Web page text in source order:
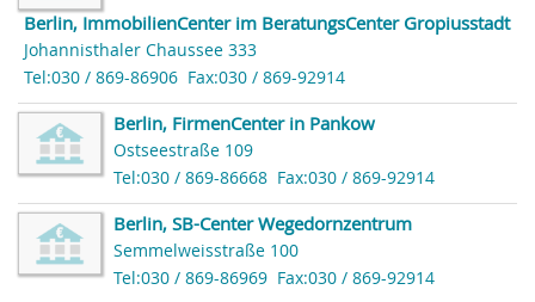
Berlin, ImmobilienCenter im BeratungsCenter Gropiusstadt
Johannisthaler Chaussee 333
Tel:030 / 869-86906 Fax:030 / 869-92914
Berlin, FirmenCenter in Pankow
Ostseestraße 109
Tel:030 / 869-86668 Fax:030 / 869-92914
Berlin, SB-Center Wegedornzentrum
Semmelweisstraße 100
Tel:030 / 869-86969 Fax:030 / 869-92914